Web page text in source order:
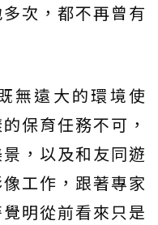
次，都不再曾有
無遠大的環境使
保育任務不可，
，以及和友同遊
工作，跟著專家
明從前看來只是